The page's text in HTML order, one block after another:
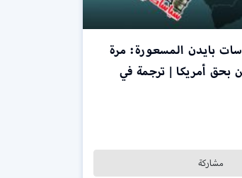
بايدن المسعورة: مرة
بحق أمريكا | ترجمة في
مشاركة